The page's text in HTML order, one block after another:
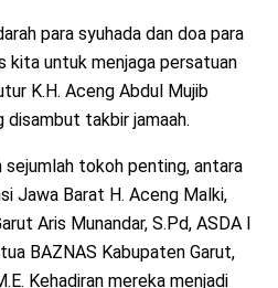
para syuhada dan doa para
kita untuk menjaga persatuan
K.H. Aceng Abdul Mujib
disambut takbir jamaah.
tokoh penting, antara
Jawa Barat H. Aceng Malki,
Aris Munandar, S.Pd, ASDA I
BAZNAS Kabupaten Garut,
Kehadiran mereka menjadi